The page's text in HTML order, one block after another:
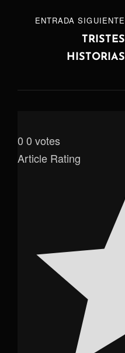
Navegación
entradas
ENTRADA
ENTRADA SIGUIENTE
TRISTES
HISTORIAS
0 0 votes
Article Rating